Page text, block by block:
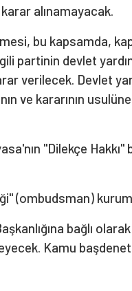
alınamayacak.
bu kapsamda,
partinin devlet
verilecek. Devlet
ve kararının
"Dilekçe
(ombudsman)
bağlı
Kamu